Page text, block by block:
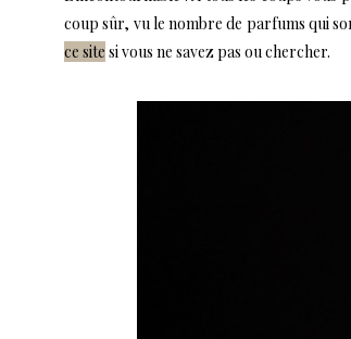
coup sûr, vu le nombre de parfums qui
ce site si vous ne savez pas ou chercher.